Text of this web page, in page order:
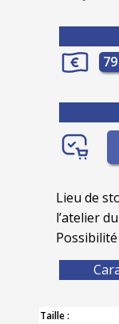
Lieu de
l’atelier
Taille :